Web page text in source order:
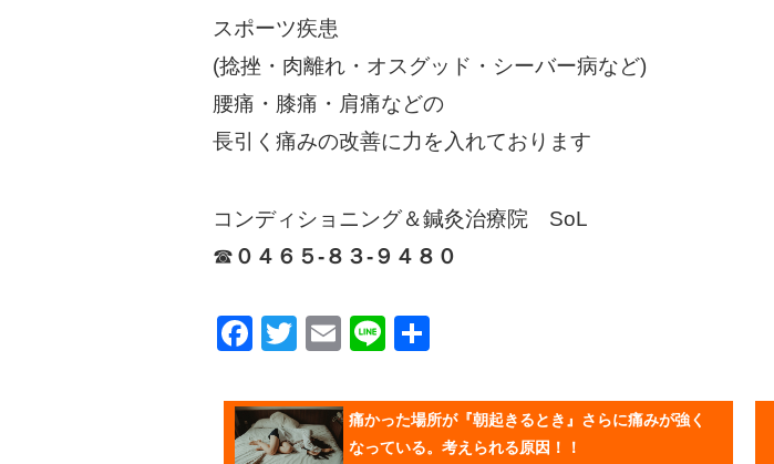
スポーツ疾患
(捻挫・肉離れ・オスグッド・シーバー病など)
腰痛・膝痛・肩痛などの
長引く痛みの改善に力を入れております
コンディショニング＆鍼灸治療院 SoL
☎︎ ０４６５-８３-９４８０
Facebook
Twitter
EmailLine
痛かった場所が『朝起きるとき』さらに痛みが強く
なっている。考えられる原因！！